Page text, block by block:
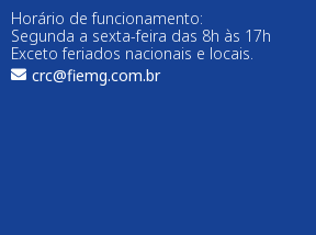
Horário de funcionamento:
Segunda a sexta-feira das 8h às 17h
Exceto feriados nacionais e locais.
crc@fiemg.com.br